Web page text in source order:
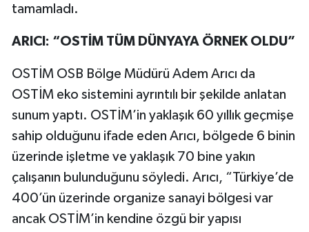
tamamladı.
ARICI: “OSTİM TÜM DÜNYAYA ÖRNEK OLDU”
OSTİM OSB Bölge Müdürü Adem Arıcı da
OSTİM eko sistemini ayrıntılı bir şekilde anlatan
sunum yaptı. OSTİM’in yaklaşık 60 yıllık geçmişe
sahip olduğunu ifade eden Arıcı, bölgede 6 binin
üzerinde işletme ve yaklaşık 70 bine yakın
çalışanın bulunduğunu söyledi. Arıcı, “Türkiye’de
400’ün üzerinde organize sanayi bölgesi var
ancak OSTİM’in kendine özgü bir yapısı